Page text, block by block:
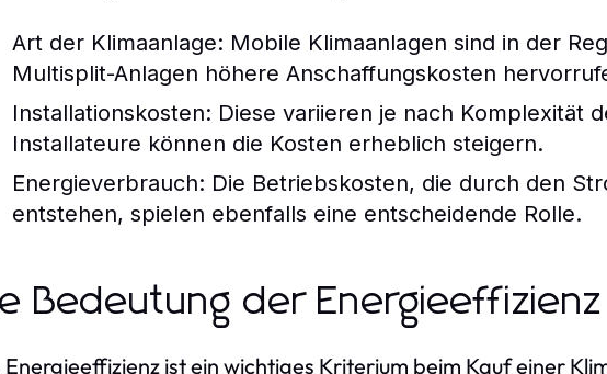
Art der Klimaanlage: Mobile Klimaanlagen sind in der
Multisplit-Anlagen höhere Anschaffungskosten
Installationskosten: Diese variieren je nach Komplexität
Installateure können die Kosten erheblich steigern.
Energieverbrauch: Die Betriebskosten, die durch den
entstehen, spielen ebenfalls eine entscheidende Rolle.
Bedeutung der
Energieeffizienz ist ein wichtiges Kriterium beim Kauf einer